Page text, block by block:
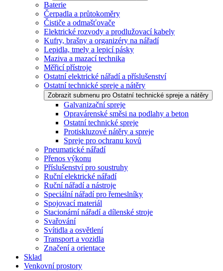
Baterie
Čerpadla a průtokoměry
Čističe a odmašťovače
Elektrické rozvody a prodlužovací kabely
Kufry, brašny a organizéry na nářadí
Lepidla, tmely a lepicí pásky
Maziva a mazací technika
Měřicí přístroje
Ostatní elektrické nářadí a příslušenství
Ostatní technické spreje a nátěry
Zobrazit submenu pro Ostatní technické spreje a nátěry
Galvanizační spreje
Opravárenské směsi na podlahy a beton
Ostatní technické spreje
Protiskluzové nátěry a spreje
Spreje pro ochranu kovů
Pneumatické nářadí
Přenos výkonu
Příslušenství pro soustruhy
Ruční elektrické nářadí
Ruční nářadí a nástroje
Speciální nářadí pro řemeslníky
Spojovací materiál
Stacionární nářadí a dílenské stroje
Svařování
Svítidla a osvětlení
Transport a vozidla
Značení a orientace
Sklad
Venkovní prostory